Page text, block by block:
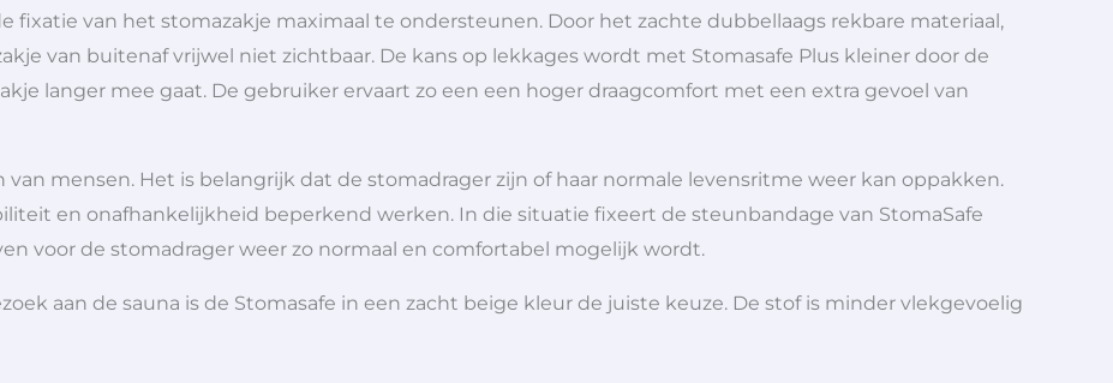
fixatie van het stomazakje maximaal te ondersteunen. Door het zachte dubbellaags rekbare materiaal,
van buitenaf vrijwel niet zichtbaar. De kans op lekkages wordt met Stomasafe Plus kleiner door de
langer mee gaat. De gebruiker ervaart zo een een hoger draagcomfort met een extra gevoel van
mensen. Het is belangrijk dat de stomadrager zijn of haar normale levensritme weer kan oppakken.
en onafhankelijkheid beperkend werken. In die situatie fixeert de steunbandage van StomaSafe
voor de stomadrager weer zo normaal en comfortabel mogelijk wordt.
aan de sauna is de Stomasafe in een zacht beige kleur de juiste keuze. De stof is minder vlekgevoelig